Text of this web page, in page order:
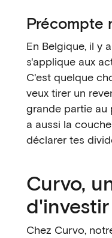
Précompte
En Belgique, il y
s'applique aux
C'est quelque
veux tirer un
grande partie au
a aussi la
déclarer tes
Curvo,
Chez Curvo,